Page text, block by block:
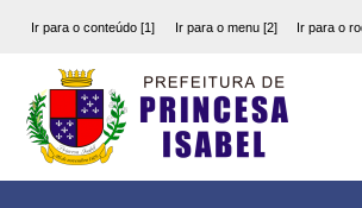
Ir para o conteúdo [1] Ir para o menu [2] Ir para o